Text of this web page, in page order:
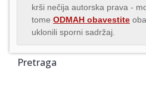
krši nečija autorska prava -
tome ODMAH obavestite
uklonili sporni sadržaj.
Pretraga